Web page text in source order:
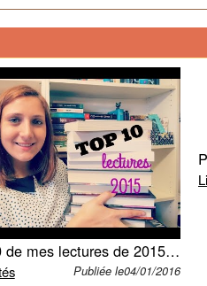
TOP 10 de mes lectures de 2015 | Fairy Neverland
Publiée le04/01/2016